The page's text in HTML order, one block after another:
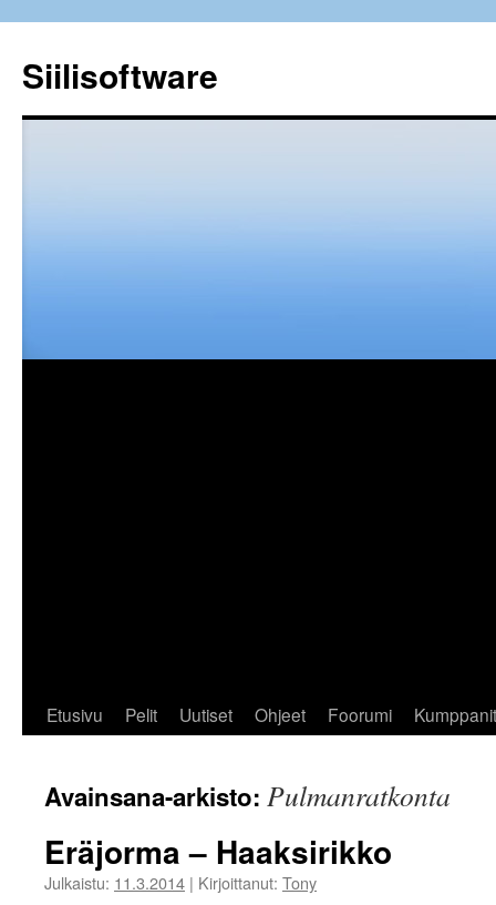
Siilisoftware
Etusivu Pelit Uutiset Ohjeet Foorumi Kumppanit
Avainsana-arkisto: Pulmanratkonta
Eräjorma – Haaksirikko
Julkaistu: 11.3.2014 | Kirjoittanut: Tony